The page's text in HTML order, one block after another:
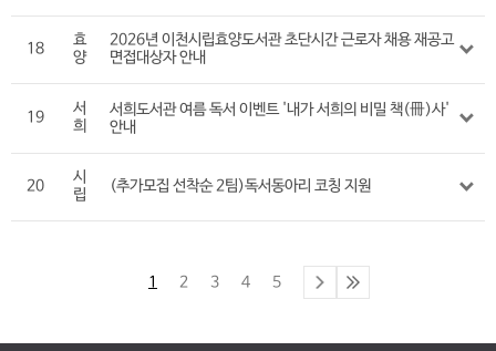
18
효
양
2026년 이천시립효양도서관 초단시간 근로자 채용 재공고
면접대상자 안내
19
서
희
서희도서관 여름 독서 이벤트 '내가 서희의 비밀 책(冊)사'
안내
20
시
립
(추가모집 선착순 2팀)독서동아리 코칭 지원
1 2 3 4 5